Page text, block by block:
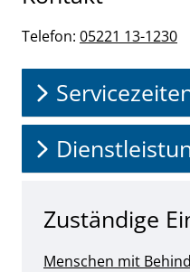
Telefon: 05221 13-1230
Zuständige
Menschen mit